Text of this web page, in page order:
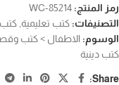
رمز المنتج: WC-85214
التصنيفات: كتب تعليمية,
الوسوم: الاطفال > كتب
كتب دينية
Share: